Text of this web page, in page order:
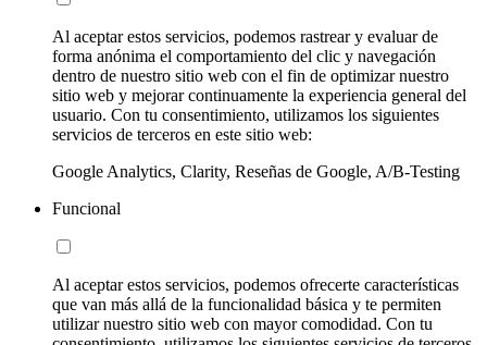
Al aceptar estos servicios, podemos rastrear y evaluar de
forma anónima el comportamiento del clic y navegación
dentro de nuestro sitio web con el fin de optimizar nuestro
sitio web y mejorar continuamente la experiencia general del
usuario. Con tu consentimiento, utilizamos los siguientes
servicios de terceros en este sitio web:
Google Analytics, Clarity, Reseñas de Google, A/B-Testing
Funcional
Al aceptar estos servicios, podemos ofrecerte características
que van más allá de la funcionalidad básica y te permiten
utilizar nuestro sitio web con mayor comodidad. Con tu